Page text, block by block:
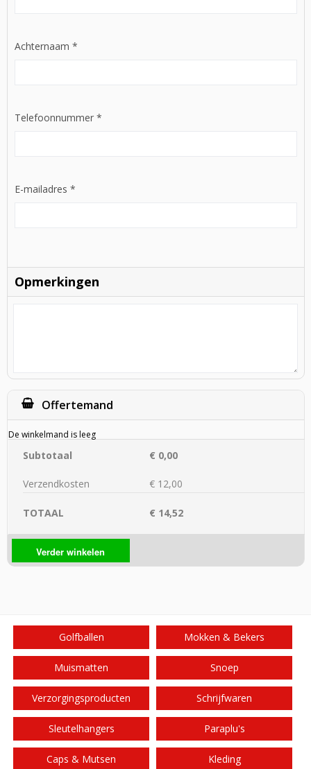
Achternaam *
Telefoonnummer *
E-mailadres *
Opmerkingen
Offertemand
De winkelmand is leeg
€ 0,00
Subtotaal
€ 12,00
Verzendkosten
€ 14,52
TOTAAL
Verder winkelen
Golfballen Mokken & Bekers
Muismatten Snoep
Verzorgingsproducten Schrijfwaren
Sleutelhangers Paraplu's
Caps & Mutsen Kleding